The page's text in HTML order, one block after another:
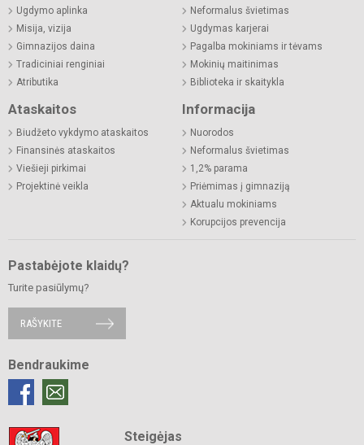
Ugdymo aplinka
Misija, vizija
Gimnazijos daina
Tradiciniai renginiai
Atributika
Neformalus švietimas
Ugdymas karjerai
Pagalba mokiniams ir tėvams
Mokinių maitinimas
Biblioteka ir skaitykla
Ataskaitos
Biudžeto vykdymo ataskaitos
Finansinės ataskaitos
Viešieji pirkimai
Projektinė veikla
Informacija
Nuorodos
Neformalus švietimas
1,2% parama
Priėmimas į gimnaziją
Aktualu mokiniams
Korupcijos prevencija
Pastabėjote klaidų?
Turite pasiūlymų?
RAŠYKITE
Bendraukime
Steigėjas